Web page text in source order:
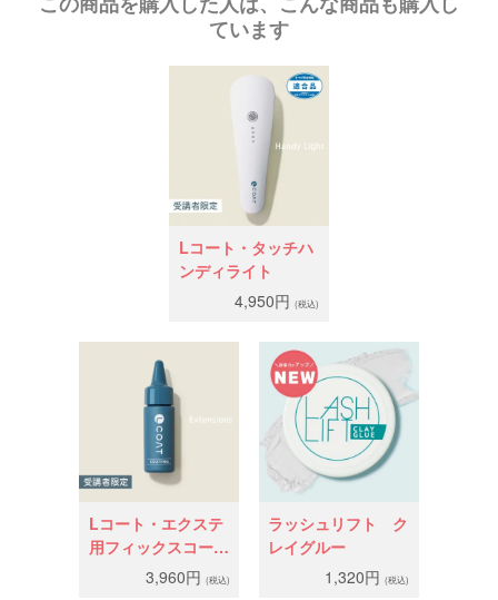
ています
Lコート・タッチハ
ンディライト
4,950円(税込)
Lコート・エクステ
用フィックスコーテ
3,960円 (税込)
ラッシュリフト ク
レイグルー
1,320円(税込)